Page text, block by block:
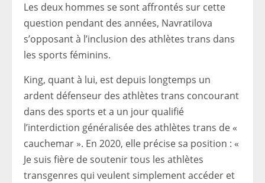
Les deux hommes se sont affrontés sur cette
question pendant des années, Navratilova
s’opposant à l’inclusion des athlètes trans dans
les sports féminins.
King, quant à lui, est depuis longtemps un
ardent défenseur des athlètes trans concourant
dans des sports et a un jour qualifié
l’interdiction généralisée des athlètes trans de «
cauchemar ». En 2020, elle précise sa position : «
Je suis fière de soutenir tous les athlètes
transgenres qui veulent simplement accéder et